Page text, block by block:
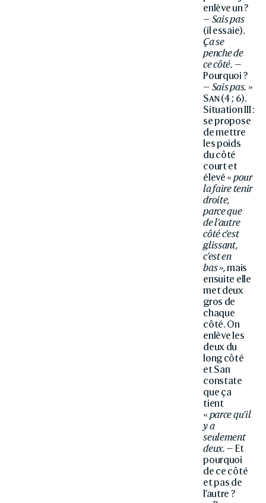
enlève un ?
— Sais pas
(il essaie).
Ça se
penche de
ce côté. —
Pourquoi ?
— Sais pas. »
San(4 ; 6).
Situation III :
se propose
de mettre
les poids
du côté
court et
élevé « pour
la faire tenir
droite,
parce que
de l’autre
côté c’est
glissant,
c’est en
bas », mais
ensuite elle
met deux
gros de
chaque
côté. On
enlève les
deux du
long côté
et San
constate
que ça
tient
« parce qu’il
y a
seulement
deux. — Et
pourquoi
de ce côté
et pas de
l’autre ?